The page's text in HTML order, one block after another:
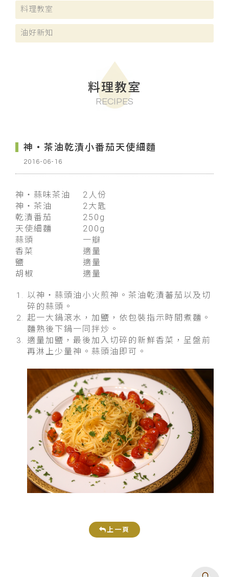
料理教室
油好新知
料理教室
RECIPES
神・茶油乾漬小番茄天使細麵
2016-06-16
神・蒜味茶油 2人份
神・茶油 2大匙
乾漬番茄 250g
天使細麵 200g
蒜頭 一瓣
香菜 適量
鹽 適量
胡椒 適量
以神・蒜頭油小火煎神。茶油乾漬蕃茄以及切
碎的蒜頭。
起一大鍋滾水，加鹽，依包裝指示時間煮麵。
麵熟後下鍋一同拌炒。
適量加鹽，最後加入切碎的新鮮香菜，呈盤前
再淋上少量神。蒜頭油即可。
上一頁